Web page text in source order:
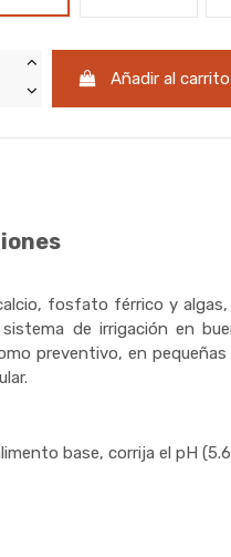
Añadir al carrito
fosfato férrico y
de irrigación en
preventivo, en
base, corrija el pH